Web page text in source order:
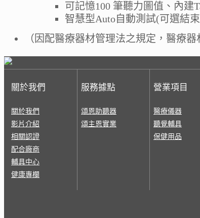
可記憶100 筆聽力圖值、內建
智慧型Auto自動測試(可選結
（因配醫療器材管理法之規定，醫療
關於我們
關於我們
影片介紹
相關認證
配合廠商
輔具中心
健康專欄
服務據點
頌恩助聽器
頌主恩實業
營業項目
醫療儀器
聽覺輔具
保健用品